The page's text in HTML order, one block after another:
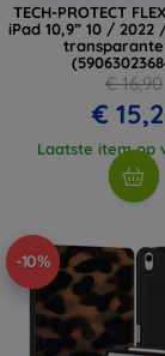
TECH-PROTECT
iPad 10,9” 10 / 2022
€ 16,90
€
Laatste item op
-10%